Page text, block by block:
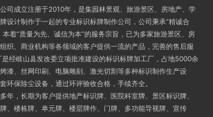
司成立注册于2010年，是集园林景观、旅游景区、房地产、学
设计制作于一起的专业标识标牌制作公司，公司秉承“精诚合
着“质量为先、诚信为本”的服务宗旨，已为多家旅游景区、房
织、商业机构等各领域的客户提供一流的产品，完善的售后服
经岐山县发改委立项批准建设的标识标牌加工厂，占地5000余
漆、丝网印刷、电脑雕刻、激光切割等多种标识制作生产设
环保除尘设备，通过环评验收合格，手续齐全。
年，长期为客户提供地产标识牌、医院科室牌、景区标识牌、
、楼栋牌、单元牌、楼层牌作、门牌、多功能导视牌、宣传